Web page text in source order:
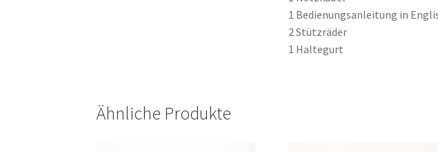
1 Bedienungsanleitung in
2 Stützräder
1 Haltegurt
Ähnliche Produkte